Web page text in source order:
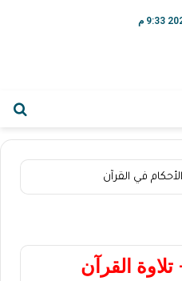
م
في القرآن
القرآن